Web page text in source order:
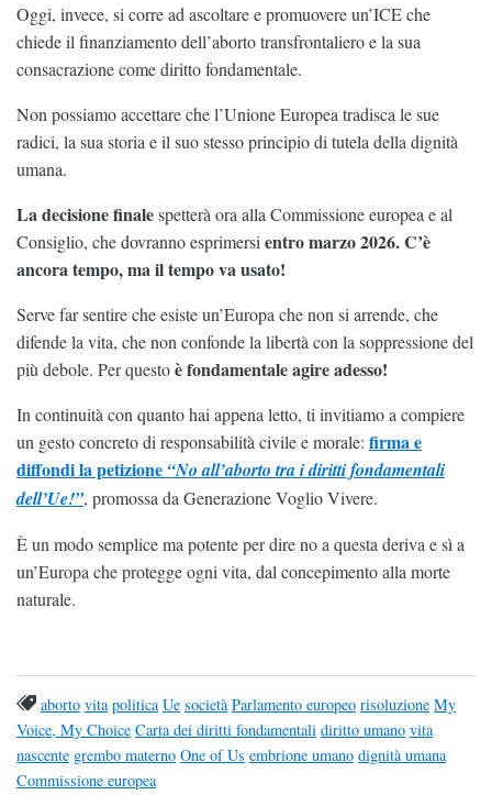
Oggi, invece, si corre ad ascoltare e promuovere un’ICE che
chiede il finanziamento dell’aborto transfrontaliero e la sua
consacrazione come diritto fondamentale.
Non possiamo accettare che l’Unione Europea tradisca le sue
radici, la sua storia e il suo stesso principio di tutela della dignità
umana.
La decisione finalespetterà ora alla Commissione europea e al
Consiglio, che dovranno esprimersi entro marzo 2026. C’è
ancora tempo, ma il tempo va usato!
Serve far sentire che esiste un’Europa che non si arrende, che
difende la vita, che non confonde la libertà con la soppressione del
più debole. Per questoè fondamentale agire adesso!
In continuità con quanto hai appena letto, ti invitiamo a compiere
un gesto concreto di responsabilità civile e morale: firma e
diffondi la petizione “No all’aborto tra i diritti fondamentali
dell’Ue!”, promossa da Generazione Voglio Vivere.
È un modo semplice ma potente per dire no a questa deriva e sì a
un’Europa che protegge ogni vita, dal concepimento alla morte
naturale.
aborto vita politica Ue società Parlamento europeo risoluzione My
Voice, My Choice Carta dei diritti fondamentali diritto umano vita
nascente grembo materno One of Us embrione umano dignità umana
Commissione europea